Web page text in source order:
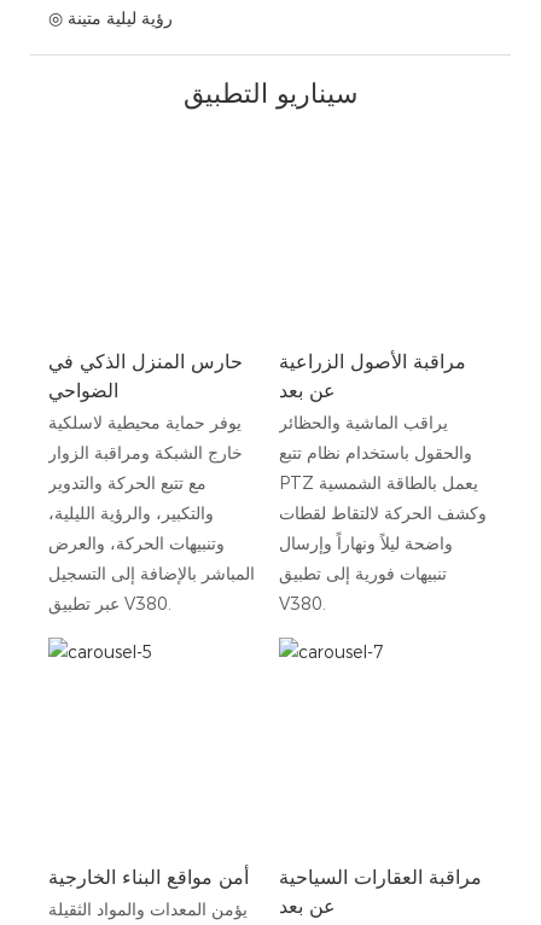
◎ رؤية ليلية متينة
سيناريو التطبيق
حارس المنزل الذكي في
الضواحي
يوفر حماية محيطية لاسلكية
خارج الشبكة ومراقبة الزوار
مع تتبع الحركة والتدوير
والتكبير، والرؤية الليلية،
وتنبيهات الحركة، والعرض
المباشر بالإضافة إلى التسجيل
عبر تطبيق V380.
مراقبة الأصول الزراعية
عن بعد
يراقب الماشية والحظائر
والحقول باستخدام نظام تتبع
PTZ يعمل بالطاقة الشمسية
وكشف الحركة لالتقاط لقطات
واضحة ليلاً ونهاراً وإرسال
تنبيهات فورية إلى تطبيق
V380.
أمن مواقع البناء الخارجية
يؤمن المعدات والمواد الثقيلة
مراقبة العقارات السياحية
عن بعد